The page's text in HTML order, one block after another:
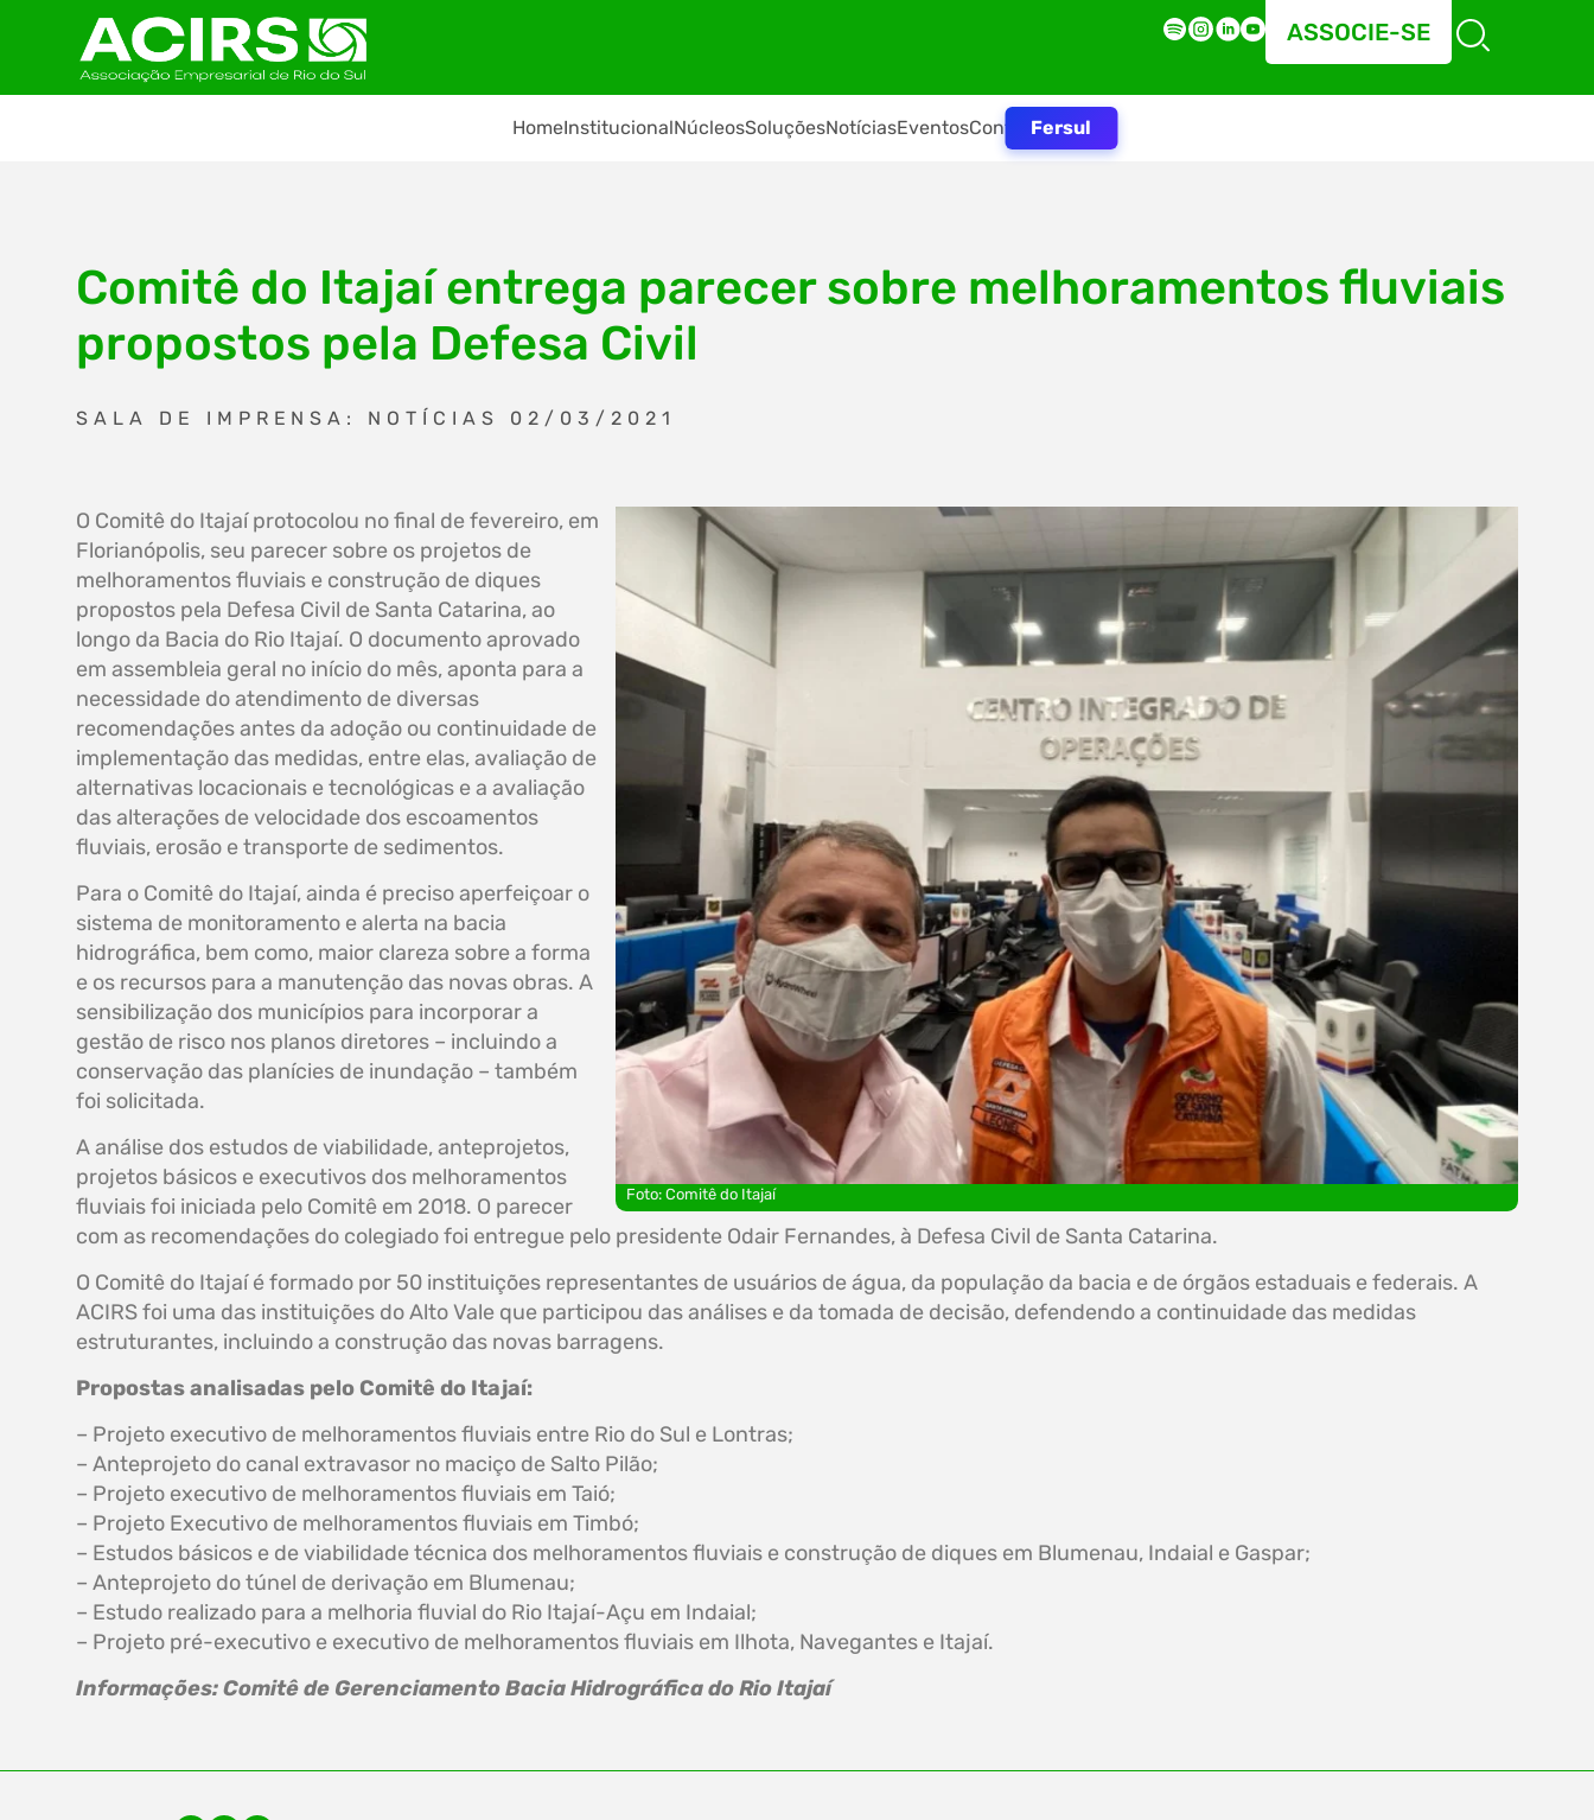
ASSOCIE-SE
HomeInstitucionalNúcleosSoluçõesNotíciasEventosContatoFersul
Comitê do Itajaí entrega parecer sobre melhoramentos fluviais
propostos pela Defesa Civil
SALA DE IMPRENSA: NOTÍCIAS 02/03/2021
Foto: Comitê do Itajaí
O Comitê do Itajaí protocolou no final de fevereiro, em
Florianópolis, seu parecer sobre os projetos de
melhoramentos fluviais e construção de diques
propostos pela Defesa Civil de Santa Catarina, ao
longo da Bacia do Rio Itajaí. O documento aprovado
em assembleia geral no início do mês, aponta para a
necessidade do atendimento de diversas
recomendações antes da adoção ou continuidade de
implementação das medidas, entre elas, avaliação de
alternativas locacionais e tecnológicas e a avaliação
das alterações de velocidade dos escoamentos
fluviais, erosão e transporte de sedimentos.
Para o Comitê do Itajaí, ainda é preciso aperfeiçoar o
sistema de monitoramento e alerta na bacia
hidrográfica, bem como, maior clareza sobre a forma
e os recursos para a manutenção das novas obras. A
sensibilização dos municípios para incorporar a
gestão de risco nos planos diretores – incluindo a
conservação das planícies de inundação – também
foi solicitada.
A análise dos estudos de viabilidade, anteprojetos,
projetos básicos e executivos dos melhoramentos
fluviais foi iniciada pelo Comitê em 2018. O parecer
com as recomendações do colegiado foi entregue pelo presidente Odair Fernandes, à Defesa Civil de Santa Catarina.
O Comitê do Itajaí é formado por 50 instituições representantes de usuários de água, da população da bacia e de órgãos estaduais e federais. A
ACIRS foi uma das instituições do Alto Vale que participou das análises e da tomada de decisão, defendendo a continuidade das medidas
estruturantes, incluindo a construção das novas barragens.
Propostas analisadas pelo Comitê do Itajaí:
– Projeto executivo de melhoramentos fluviais entre Rio do Sul e Lontras;
– Anteprojeto do canal extravasor no maciço de Salto Pilão;
– Projeto executivo de melhoramentos fluviais em Taió;
– Projeto Executivo de melhoramentos fluviais em Timbó;
– Estudos básicos e de viabilidade técnica dos melhoramentos fluviais e construção de diques em Blumenau, Indaial e Gaspar;
– Anteprojeto do túnel de derivação em Blumenau;
– Estudo realizado para a melhoria fluvial do Rio Itajaí-Açu em Indaial;
– Projeto pré-executivo e executivo de melhoramentos fluviais em Ilhota, Navegantes e Itajaí.
Informações: Comitê de Gerenciamento Bacia Hidrográfica do Rio Itajaí